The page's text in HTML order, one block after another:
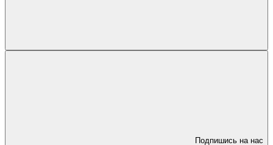
Подпишись на нас